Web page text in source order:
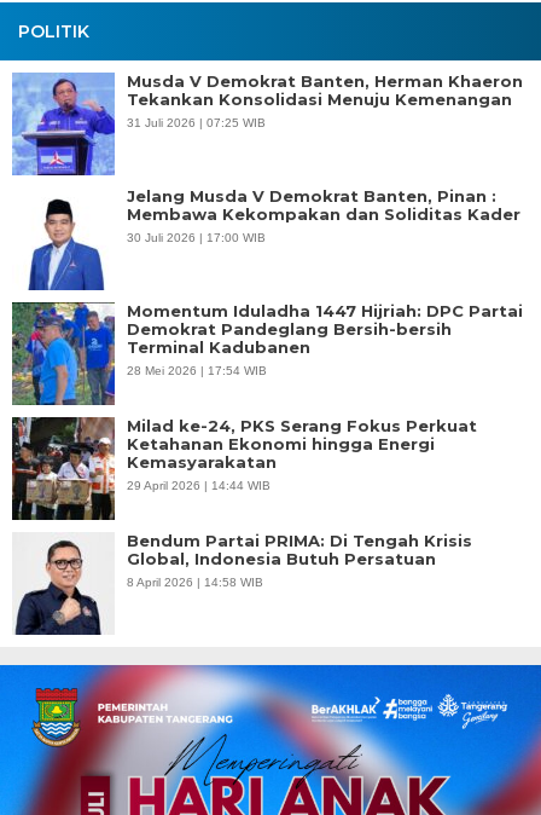
POLITIK
Musda V Demokrat Banten, Herman Khaeron
Tekankan Konsolidasi Menuju Kemenangan
31 Juli 2026 | 07:25 WIB
Jelang Musda V Demokrat Banten, Pinan :
Membawa Kekompakan dan Soliditas Kader
30 Juli 2026 | 17:00 WIB
Momentum Iduladha 1447 Hijriah: DPC Partai
Demokrat Pandeglang Bersih-bersih
Terminal Kadubanen
28 Mei 2026 | 17:54 WIB
Milad ke-24, PKS Serang Fokus Perkuat
Ketahanan Ekonomi hingga Energi
Kemasyarakatan
29 April 2026 | 14:44 WIB
Bendum Partai PRIMA: Di Tengah Krisis
Global, Indonesia Butuh Persatuan
8 April 2026 | 14:58 WIB